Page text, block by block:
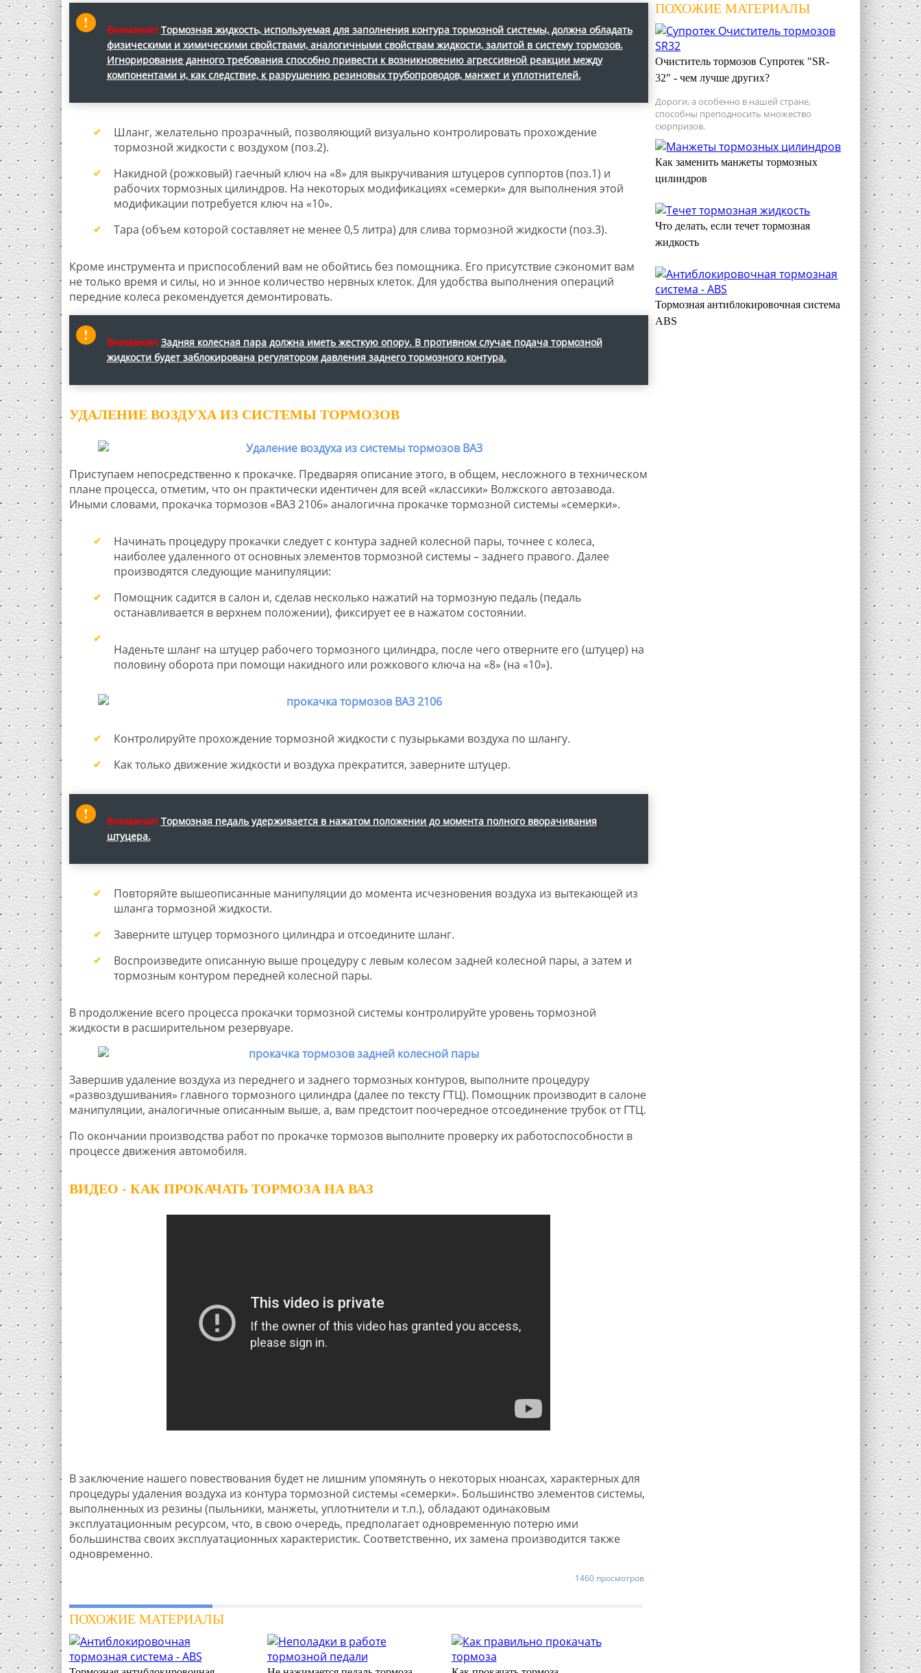
Внимание! Тормозная жидкость, используемая для заполнения контура тормозной системы, должна обладать
физическими и химическими свойствами, аналогичными свойствам жидкости, залитой в систему тормозов.
Игнорирование данного требования способно привести к возникновению агрессивной реакции между
компонентами и, как следствие, к разрушению резиновых трубопроводов, манжет и уплотнителей.
Шланг, желательно прозрачный, позволяющий визуально контролировать прохождение
тормозной жидкости с воздухом (поз.2).
Накидной (рожковый) гаечный ключ на «8» для выкручивания штуцеров суппортов (поз.1) и
рабочих тормозных цилиндров. На некоторых модификациях «семерки» для выполнения этой
модификации потребуется ключ на «10».
Тара (объем которой составляет не менее 0,5 литра) для слива тормозной жидкости (поз.3).
Кроме инструмента и приспособлений вам не обойтись без помощника. Его присутствие сэкономит вам
не только время и силы, но и энное количество нервных клеток. Для удобства выполнения операций
передние колеса рекомендуется демонтировать.
Внимание! Задняя колесная пара должна иметь жесткую опору. В противном случае подача тормозной
жидкости будет заблокирована регулятором давления заднего тормозного контура.
УДАЛЕНИЕ ВОЗДУХА ИЗ СИСТЕМЫ ТОРМОЗОВ
Приступаем непосредственно к прокачке. Предваряя описание этого, в общем, несложного в техническом
плане процесса, отметим, что он практически идентичен для всей «классики» Волжского автозавода.
Иными словами, прокачка тормозов «ВАЗ 2106» аналогична прокачке тормозной системы «семерки».
Начинать процедуру прокачки следует с контура задней колесной пары, точнее с колеса,
наиболее удаленного от основных элементов тормозной системы – заднего правого. Далее
производятся следующие манипуляции:
Помощник садится в салон и, сделав несколько нажатий на тормозную педаль (педаль
останавливается в верхнем положении), фиксирует ее в нажатом состоянии.
Наденьте шланг на штуцер рабочего тормозного цилиндра, после чего отверните его (штуцер) на
половину оборота при помощи накидного или рожкового ключа на «8» (на «10»).
Контролируйте прохождение тормозной жидкости с пузырьками воздуха по шлангу.
Как только движение жидкости и воздуха прекратится, заверните штуцер.
Внимание! Тормозная педаль удерживается в нажатом положении до момента полного вворачивания
штуцера.
Повторяйте вышеописанные манипуляции до момента исчезновения воздуха из вытекающей из
шланга тормозной жидкости.
Заверните штуцер тормозного цилиндра и отсоедините шланг.
Воспроизведите описанную выше процедуру с левым колесом задней колесной пары, а затем и
тормозным контуром передней колесной пары.
В продолжение всего процесса прокачки тормозной системы контролируйте уровень тормозной
жидкости в расширительном резервуаре.
Завершив удаление воздуха из переднего и заднего тормозных контуров, выполните процедуру
«развоздушивания» главного тормозного цилиндра (далее по тексту ГТЦ). Помощник производит в салоне
манипуляции, аналогичные описанным выше, а, вам предстоит поочередное отсоединение трубок от ГТЦ.
По окончании производства работ по прокачке тормозов выполните проверку их работоспособности в
процессе движения автомобиля.
ВИДЕО - КАК ПРОКАЧАТЬ ТОРМОЗА НА ВАЗ
В заключение нашего повествования будет не лишним упомянуть о некоторых нюансах, характерных для
процедуры удаления воздуха из контура тормозной системы «семерки». Большинство элементов системы,
выполненных из резины (пыльники, манжеты, уплотнители и т.п.), обладают одинаковым
эксплуатационным ресурсом, что, в свою очередь, предполагает одновременную потерю ими
большинства своих эксплуатационных характеристик. Соответственно, их замена производится также
одновременно.
1460 просмотров
ПОХОЖИЕ МАТЕРИАЛЫ
ПОХОЖИЕ МАТЕРИАЛЫ
Очиститель тормозов Супротек "SR-
32" - чем лучше других?
Дороги, а особенно в нашей стране,
способны преподносить множество
сюрпризов.
Как заменить манжеты тормозных
цилиндров
Что делать, если течет тормозная
жидкость
Тормозная антиблокировочная система
ABS